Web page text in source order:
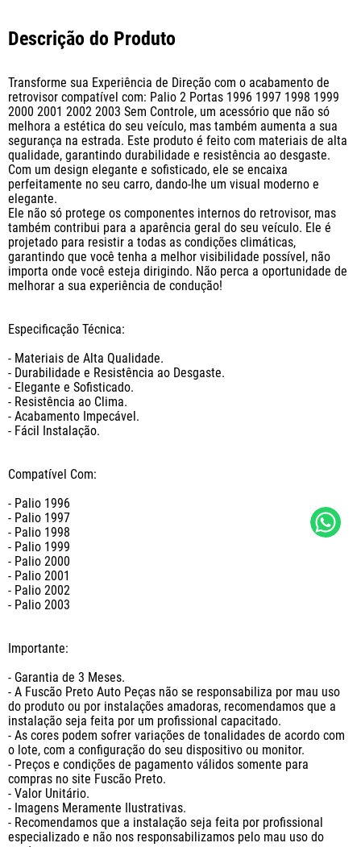
Descrição do Produto
Transforme sua Experiência de Direção com o acabamento de
retrovisor compatível com: Palio 2 Portas 1996 1997 1998 1999
2000 2001 2002 2003 Sem Controle, um acessório que não só
melhora a estética do seu veículo, mas também aumenta a sua
segurança na estrada. Este produto é feito com materiais de alta
qualidade, garantindo durabilidade e resistência ao desgaste.
Com um design elegante e sofisticado, ele se encaixa
perfeitamente no seu carro, dando-lhe um visual moderno e
elegante.
Ele não só protege os componentes internos do retrovisor, mas
também contribui para a aparência geral do seu veículo. Ele é
projetado para resistir a todas as condições climáticas,
garantindo que você tenha a melhor visibilidade possível, não
importa onde você esteja dirigindo. Não perca a oportunidade de
melhorar a sua experiência de condução!
Especificação Técnica:
- Materiais de Alta Qualidade.
- Durabilidade e Resistência ao Desgaste.
- Elegante e Sofisticado.
- Resistência ao Clima.
- Acabamento Impecável.
- Fácil Instalação.
Compatível Com:
- Palio 1996
- Palio 1997
- Palio 1998
- Palio 1999
- Palio 2000
- Palio 2001
- Palio 2002
- Palio 2003
Importante:
- Garantia de 3 Meses.
- A Fuscão Preto Auto Peças não se responsabiliza por mau uso
do produto ou por instalações amadoras, recomendamos que a
instalação seja feita por um profissional capacitado.
- As cores podem sofrer variações de tonalidades de acordo com
o lote, com a configuração do seu dispositivo ou monitor.
- Preços e condições de pagamento válidos somente para
compras no site Fuscão Preto.
- Valor Unitário.
- Imagens Meramente Ilustrativas.
- Recomendamos que a instalação seja feita por profissional
especializado e não nos responsabilizamos pelo mau uso do